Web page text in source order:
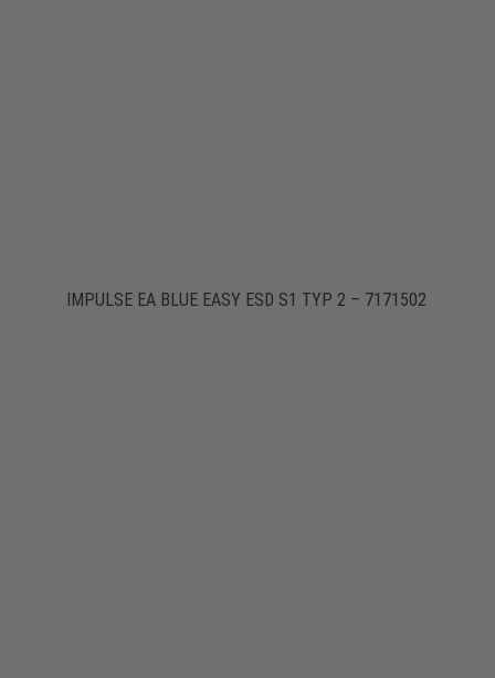
IMPULSE EA BLUE EASY ESD S1 TYP 2 – 7171502